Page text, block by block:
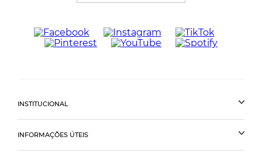
INSTITUCIONAL
INFORMAÇÕES ÚTEIS